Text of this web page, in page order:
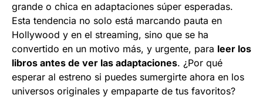
grande o chica en adaptaciones súper esperadas.
Esta tendencia no solo está marcando pauta en
Hollywood y en el streaming, sino que se ha
convertido en un motivo más, y urgente, para leer los
libros antes de ver las adaptaciones. ¿Por qué
esperar al estreno si puedes sumergirte ahora en los
universos originales y empaparte de tus favoritos?